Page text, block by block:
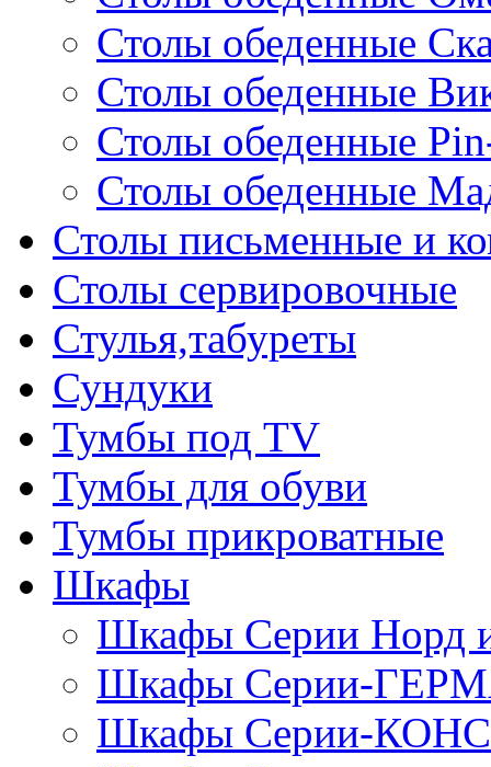
Столы обеденные
Столы обеденные
Столы обеденные
Столы обеденные
Столы письменные и
Столы сервировочные
Стулья,табуреты
Сундуки
Тумбы под TV
Тумбы для обуви
Тумбы прикроватные
Шкафы
Шкафы Серии
Шкафы Серии-
Шкафы Серии-